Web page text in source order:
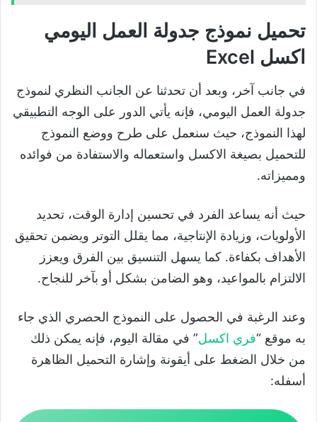
تحميل نموذج جدولة العمل اليومي
اكسل Excel
في جانب آخر، وبعد أن تحدثنا عن الجانب النظري لنموذج
جدولة العمل اليومي، فإنه يأتي الدور على الوجه التطبيقي
لهذا النموذج، حيث سنعمل على طرح ووضع النموذج
للتحميل بصيغة الاكسل واستعماله والاستفادة من فوائده
ومميزاته.
حيث أنه يساعد الفرد في تحسين إدارة الوقت، تحديد
الأولويات، وزيادة الإنتاجية، مما يقلل التوتر ويضمن تحقيق
الأهداف بكفاءة. كما يسهل التنسيق بين الفرق ويعزز
الالتزام بالمواعيد، وهو الضامن بشكل أو بآخر للنجاح.
وعند الرغبة في الحصول على النموذج الحصري الذي جاء
به موقع “فري اكسل” في مقالة اليوم، فإنه يمكن ذلك
من خلال الضغط على أيقونة وإشارة التحميل الظاهرة
أسفله: